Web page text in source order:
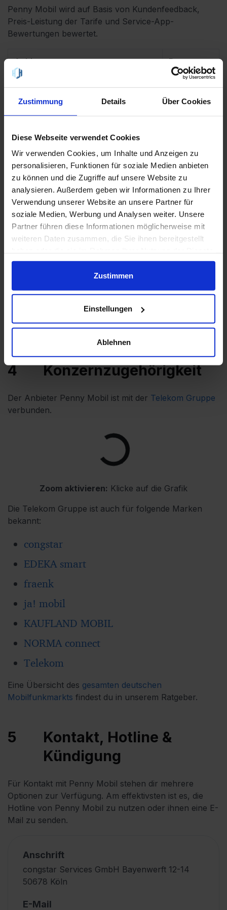
Zustimmung Details Über Cookies
Diese Webseite verwendet Cookies
Wir verwenden Cookies, um Inhalte und Anzeigen zu
personalisieren, Funktionen für soziale Medien anbieten
zu können und die Zugriffe auf unsere Website zu
analysieren. Außerdem geben wir Informationen zu Ihrer
Verwendung unserer Website an unsere Partner für
soziale Medien, Werbung und Analysen weiter. Unsere
Partner führen diese Informationen möglicherweise mit
weiteren Daten zusammen, die Sie ihnen bereitgestellt
gesammelt haben.
Zustimmen
Einstellungen
Ablehnen
Penny Mobil wird auf Basis von Kundenfeedback,
Preis-Leistung der Tarife und Service-App-
Bewertungen bewertet.
Anbieter Bewertung
4,0 von 5
164 Stimmen
Handyhaus
Play Store
4,5 von 5
8630
Stimmen
App Store
4,4 von 5
3053
Gesamtwertung
Der gewichtete Durchschnitt aller
4,03
4 Konzernzugehörigkeit
Der Anbieter Penny Mobil ist mit der Telekom Gruppe
verbunden.
Zoom aktivieren: Klicke auf die Grafik
Die Telekom Gruppe ist auch für folgende Marken
bekannt:
congstar
EDEKA smart
fraenk
ja! mobil
KAUFLAND MOBIL
NORMA connect
Telekom
Eine Übersicht des gesamten deutschen
Mobilfunkmarkts findest du in unserem Ratgeber.
5
Kontakt, Hotline &
Kündigung
Für Kontakt mit Penny Mobil stehen dir mehrere
Optionen zur Verfügung. Am effektivsten ist es, die
Hotline von Penny Mobil zu nutzen oder ihnen eine E-
Mail zu senden.
Anschrift
congstar Services GmbH Bayenwerft 12-14
50678 Köln
E-Mail